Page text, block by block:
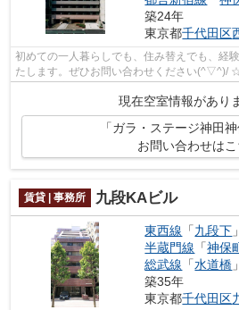
築24年
東京都千代田区
初めての一人暮らしでも、住み替えでも、経
たします。ぜひお問い合わせください(^▽^)/
現在空室情報があり
「ガラ・ステージ神田
お問い合わせはこ
賃貸 | 事務所 九段KAビル
東西線 「九段下
半蔵門線 「神保
総武線 「水道橋
築35年
東京都千代田区